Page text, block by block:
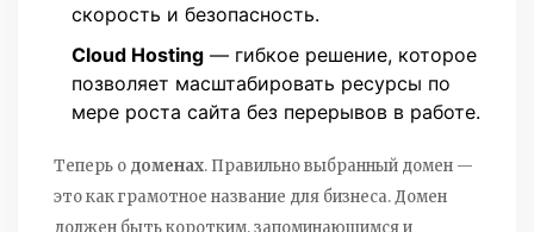
скорость и безопасность.
Cloud Hosting — гибкое решение, которое
позволяет масштабировать ресурсы по
мере роста сайта без перерывов в работе.
Теперь о доменах. Правильно выбранный домен —
это как грамотное название для бизнеса. Домен
должен быть коротким, запоминающимся и